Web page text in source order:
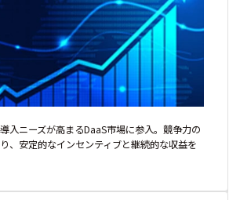
入ニーズが高まるDaaS市場に参入。競争力の
、安定的なインセンティブと継続的な収益を